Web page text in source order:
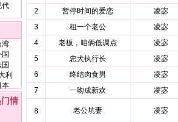
代
湾
国
国
利
本
情
2
暂停时间的爱恋
凌宓
3
租一个老公
凌宓
4
老板，咱俩低调点
凌宓
5
忠犬执行长
凌宓
6
终结肉食男
凌宓
7
一吻成新欢 凌宓
8 老公坑妻 凌宓